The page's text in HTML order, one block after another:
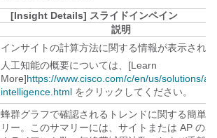
[Insight Details] スライドインペイン
説明
インサイトの計算方法に関する情報が表示され
人工知能の概要については、[Learn
More]https://www.cisco.com/c/en/us/solutions/
intelligence.html をクリックしてください。
蜂群グラフで確認されるトレンドに関する簡単
リー。このサマリーには、サイトまたは AP の